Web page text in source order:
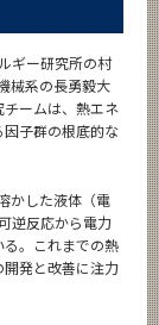
ギー研究所の村
械系の長勇毅大
ームは、熱エネ
子群の根底的な
かした液体（電
逆反応から電力
。これまでの熱
発と改善に注力